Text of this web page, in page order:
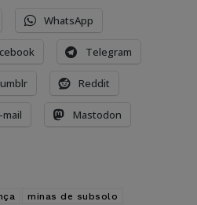
WhatsApp
Telegram
Reddit
mail Mastodon
minas de subsolo